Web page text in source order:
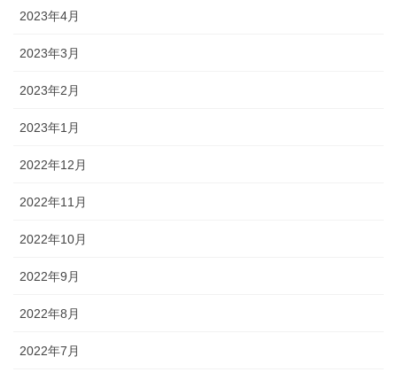
2023年4月
2023年3月
2023年2月
2023年1月
2022年12月
2022年11月
2022年10月
2022年9月
2022年8月
2022年7月